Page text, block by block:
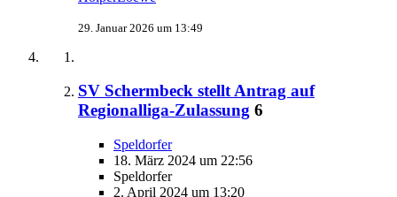
29. Januar 2026 um 13:49
SV Schermbeck stellt Antrag auf
Regionalliga-Zulassung 6
Speldorfer
18. März 2024 um 22:56
Speldorfer
2. April 2024 um 13:20